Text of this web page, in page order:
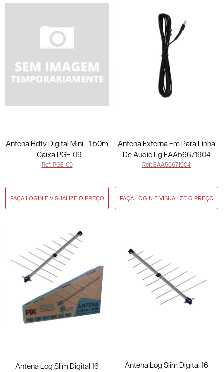
Antena Hdtv Digital Mini - 1,50m
- Caixa PGE-09
Ref: PGE-09
Antena Externa Fm Para Linha
De Audio Lg EAA56671904
Ref: EAA56671904
Antena Log Slim Digital 16
Antena Log Slim Digital 16